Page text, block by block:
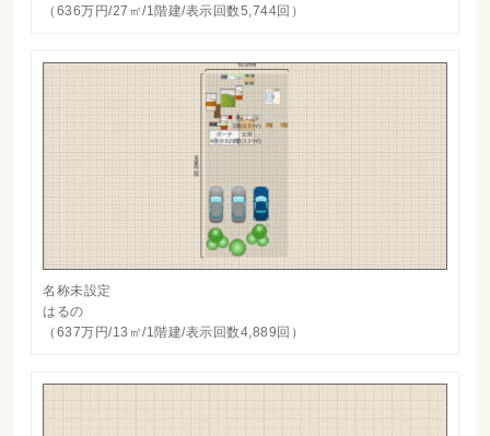
（636万円/27㎡/1階建/表示回数5,744回）
名称未設定
はるの
（637万円/13㎡/1階建/表示回数4,889回）